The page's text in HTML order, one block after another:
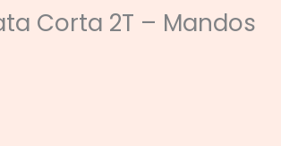
Corta 2T – Mandos